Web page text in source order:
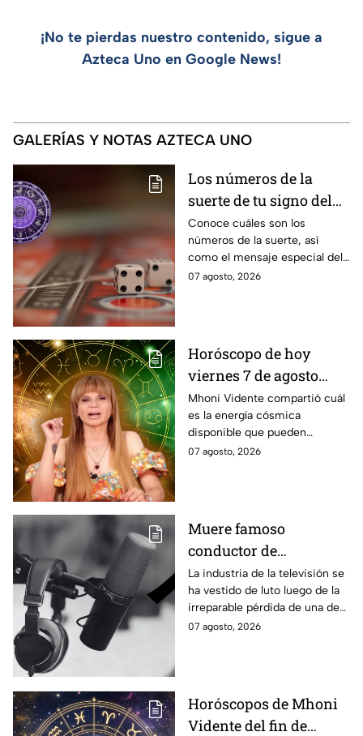
¡No te pierdas nuestro contenido, sigue a
Azteca Uno en Google News!
GALERÍAS Y NOTAS AZTECA UNO
Los números de la
suerte de tu signo del
zodíaco hoy viernes 7
de agosto
Conoce cuáles son los
números de la suerte, así
como el mensaje especial del
universo para cada uno de los
07 agosto, 2026
Horóscopo de hoy
viernes 7 de agosto
estas son las
predicciones de Mhoni
Vidente
Mhoni Vidente compartió cuál
es la energía cósmica
disponible que pueden
aprovechar las personas de los
07 agosto, 2026
Muere famoso
conductor de
televisión; fue uno de
los grandes referentes
de la pantalla chica y
querido por miles de
La industria de la televisión se
ha vestido de luto luego de la
irreparable pérdida de una de
las figuras más destacadas.
07 agosto, 2026
Horóscopos de Mhoni
Vidente del fin de